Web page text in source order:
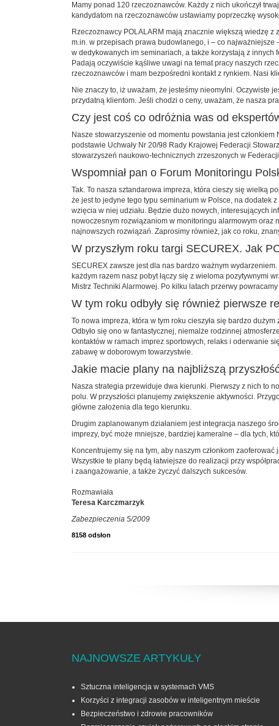
Mamy ponad 120 rzeczoznawców. Każdy z nich ukończył
kandydatom na rzeczoznawców ustawiamy poprzeczkę
Rzeczoznawcy POLALARM mają znacznie większą wiedzę
m.in. w przepisach prawa budowlanego, i – co
w dedykowanych im seminariach, a także korzystają z
Padają oczywiście kąśliwe uwagi na temat pracy naszych
rzeczoznawców i mam bezpośredni kontakt z rynkiem. Nasi
Nie znaczy to, iż uważam, że jesteśmy nieomylni. Oczywiste
przydatną klientom. Jeśli chodzi o ceny, uważam, że nasza
Czy jest coś co odróżnia was od
Nasze stowarzyszenie od momentu powstania jest
podstawie Uchwały Nr 20/98 Rady Krajowej Federacji
stowarzyszeń naukowo-technicznych zrzeszonych w
Wspomniał pan o Forum Monitoringu
Tak. To nasza sztandarowa impreza, która cieszy się wielką
że jest to jedyne tego typu seminarium w Polsce, na dodatek
wzięcia w niej ­udziału. Będzie dużo nowych, interesujących
nowoczesnym rozwiązaniom w monitoringu alarmowym oraz
najnowszych rozwiązań. Zaprosimy również, jak co roku,
W przyszłym roku targi SECUREX. Jak
SECUREX zawsze jest dla nas bardzo ważnym
każdym razem nasz pobyt łączy się z wieloma pozytywnymi
Mistrz Techniki Alarmowej. Po kilku latach przerwy
W tym roku odbyły się również pierwsze
To nowa impreza, która w tym roku cieszyła się bardzo
Odbyło się ono w fantastycznej, niemalże rodzinnej
kontaktów w ramach imprez sportowych, relaks i oderwanie
zabawę w doborowym towarzystwie.
Jakie macie plany na najbliższą
Nasza strategia przewiduje dwa kierunki. Pierwszy z nich to
polu. W przyszłości planujemy zwiększenie aktywności.
główne założenia dla tego kierunku.
Drugim zaplanowanym działaniem jest integracja naszego
imprezy, być może mniejsze, bardziej kameralne – dla tych,
Koncentrujemy się na tym, aby naszym członkom
Wszystkie te plany będą łatwiejsze do realizacji przy
i zaangażowanie, a także życzyć dalszych sukcesów.
Rozmawiała
Teresa Karczmarzyk
Zabezpieczenia 5/2009
8158 odsłon
NAJNOWSZE ARTYKUŁY
Sztuczna inteligencja w systemach VMS
Korzyści z integracji zasobów w inteligentnym mieście
Bezpieczeństwo i zdrowie pracowników